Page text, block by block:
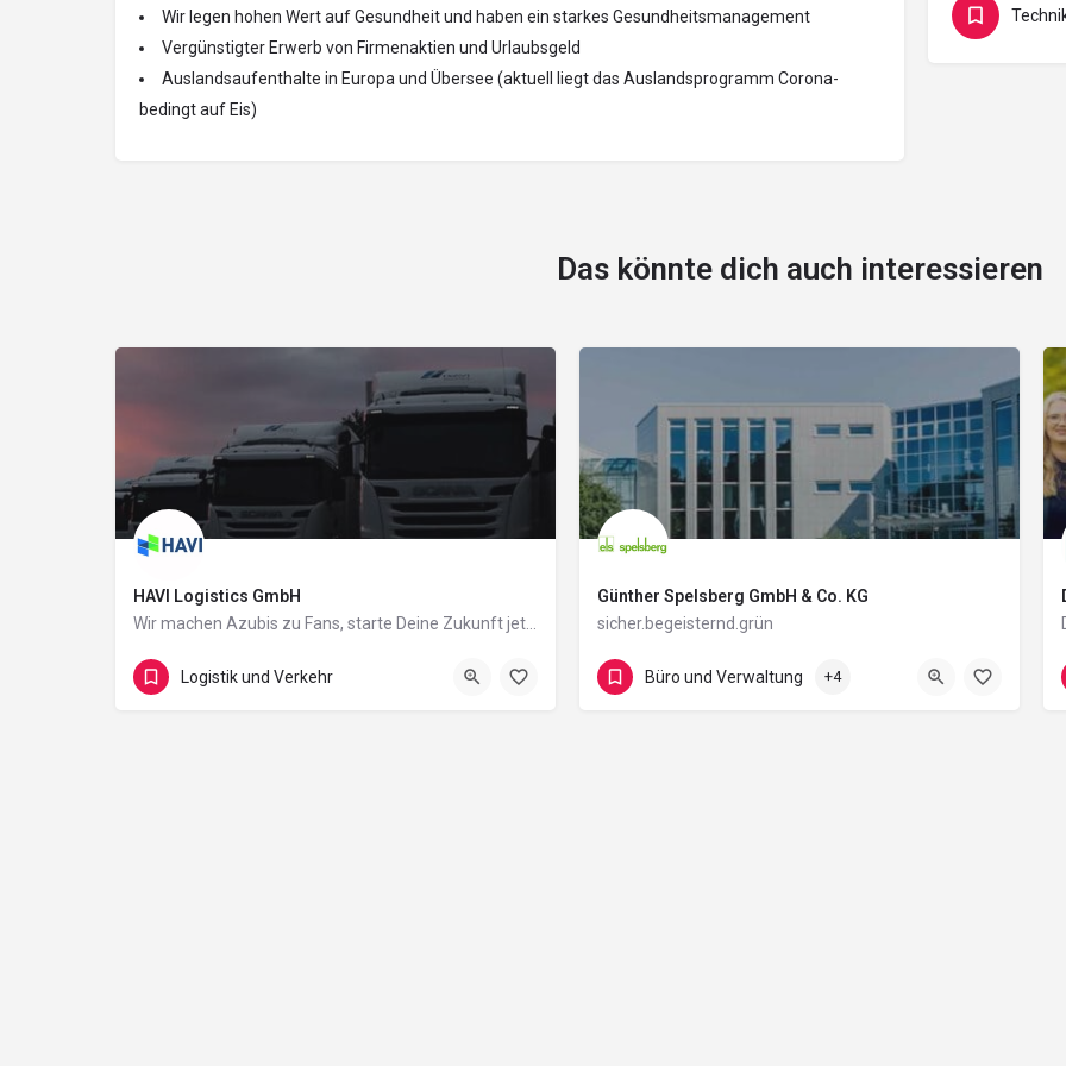
Wir legen hohen Wert auf Gesundheit und haben ein starkes Gesundheitsmanagement
Vergünstigter Erwerb von Firmenaktien und Urlaubsgeld
Auslandsaufenthalte in Europa und Übersee (aktuell liegt das Auslandsprogramm Corona-
bedingt auf Eis)
Das könnte dich auch interessieren
HAVI Logistics GmbH
Hochstraße 179
Logistik und Verkehr
Günther Spelsberg GmbH & Co. KG
sicher.begeisternd.grün
Im Gewerbepark 1
Büro und Verwaltung +4